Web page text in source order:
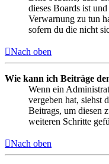
dieses Boards ist
Verwarnung zu tun
sofern du die nicht
Nach oben
Wie kann ich Beiträge
Wenn ein
vergeben hat, siehst
Beitrags, um diesen
weiteren Schritte
Nach oben